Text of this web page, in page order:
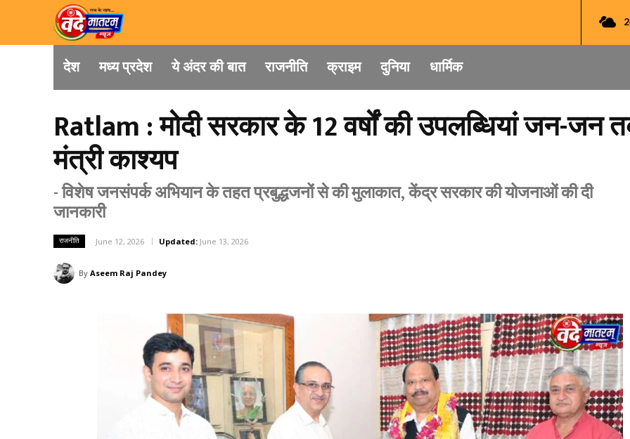
देश मध्य प्रदेश ये अंदर की बात राजनीति क्राइम दुनिया धार्मिक
Ratlam : मोदी सरकार के 12 वर्षों की उपलब्धियां जन-
मंत्री काश्यप
- विशेष जनसंपर्क अभियान के तहत प्रबुद्धजनों से की मुलाकात, केंद्र सरकार की योजनाओं की दी
जानकारी
राजनीति June 12, 2026 Updated: June 13, 2026
By Aseem Raj Pandey